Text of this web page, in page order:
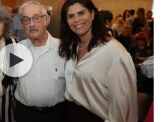
VOD
רץ ברשת
נבחרת ישראל
מכבי חיפה
בית"ר ירושלים
מכבי תל אביב
ליגה ספרדית
ליגה איטלקית
ליגה צרפתית
כדורסל נשים
מכבי תל אביב
הפועל חולון
הפועל ירושלים
יורוליג
יורוקאפ
טניס
כדוריד
כדורעף